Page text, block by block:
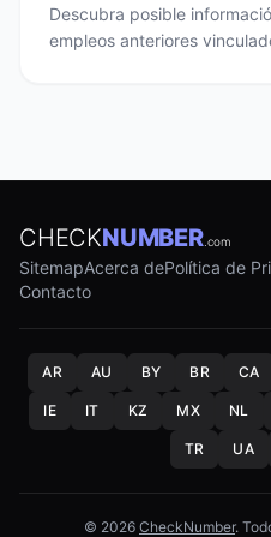
Descubra posible
empleos anteriores
CHECKNUMBER.com
SitemapAcerca dePolítica de
Contacto
AR AU BY BR CA
IE IT KZ MX NL
TR UA
© 2026 CheckNumber.